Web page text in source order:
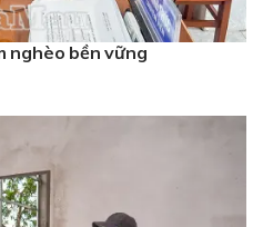
nghèo bền vững